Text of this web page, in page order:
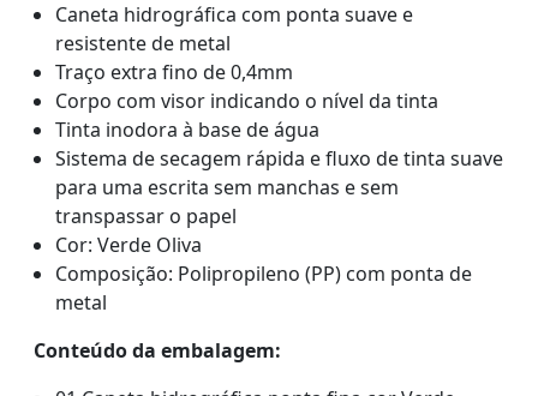
Caneta hidrográfica com ponta suave e
resistente de metal
Traço extra fino de 0,4mm
Corpo com visor indicando o nível da tinta
Tinta inodora à base de água
Sistema de secagem rápida e fluxo de tinta suave
para uma escrita sem manchas e sem
transpassar o papel
Cor: Verde Oliva
Composição: Polipropileno (PP) com ponta de
metal
Conteúdo da embalagem: